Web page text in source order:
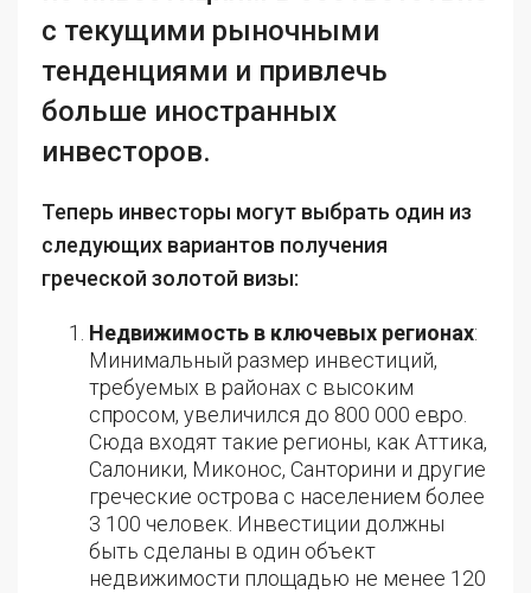
с текущими рыночными
тенденциями и привлечь
больше иностранных
инвесторов.
Теперь инвесторы могут выбрать один из
следующих вариантов получения
греческой золотой визы:
Недвижимость в ключевых регионах:
Минимальный размер инвестиций,
требуемых в районах с высоким
спросом, увеличился до 800 000 евро.
Сюда входят такие регионы, как Аттика,
Салоники, Миконос, Санторини и другие
греческие острова с населением более
3 100 человек. Инвестиции должны
быть сделаны в один объект
недвижимости площадью не менее 120